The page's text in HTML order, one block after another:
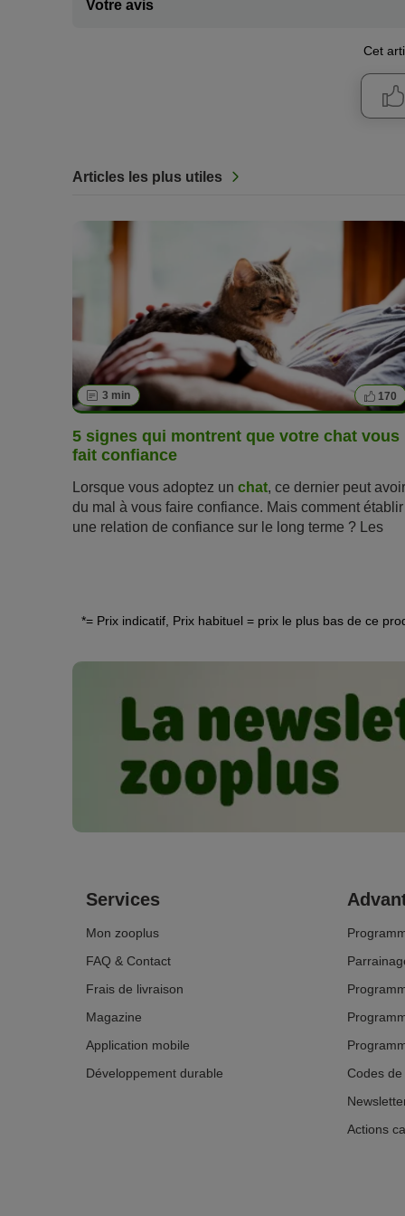
Votre avis
Cet
Articles les plus utiles
3 min 170
5 signes qui montrent que votre chat vous
fait confiance
Lorsque vous adoptez un chat, ce dernier peut avoir
du mal à vous faire confiance. Mais comment établir
une relation de confiance sur le long terme ? Les
*= Prix indicatif, Prix habituel = prix le plus bas de ce
Services
Mon zooplus
FAQ & Contact
Frais de livraison
Magazine
Application mobile
Développement durable
Codes
Actions